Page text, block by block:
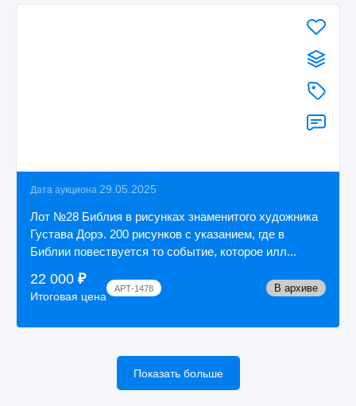
Дата аукциона 29.05.2025
Лот №28 Библия в рисунках знаменитого художника
Густава Дорэ. 200 рисунков с указанием, где в
Библии повествуется то событие, которое илл...
22 000 ₽
Итоговая цена
АРТ-1478 В архиве
Показать больше